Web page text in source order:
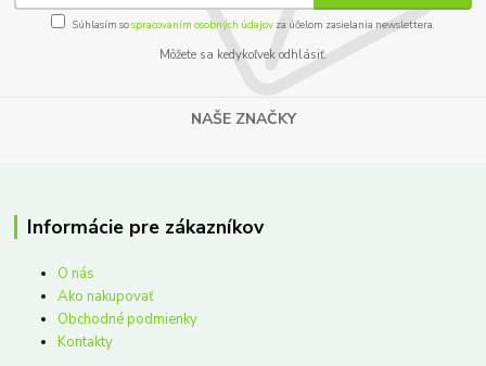
Súhlasím sospracovaním osobných údajov za účelom zasielania newslettera.
Môžete sa kedykoľvek odhlásiť.
NAŠE ZNAČKY
Informácie pre zákazníkov
O nás
Ako nakupovať
Obchodné podmienky
Kontakty